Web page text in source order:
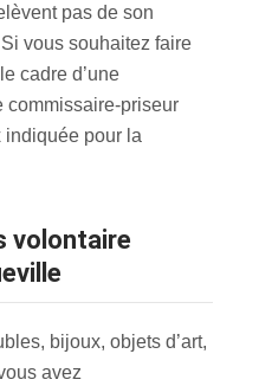
pas de son
vous souhaitez faire
cadre d’une
commissaire-priseur
indiquée pour la
bijoux, objets d’art,
avez